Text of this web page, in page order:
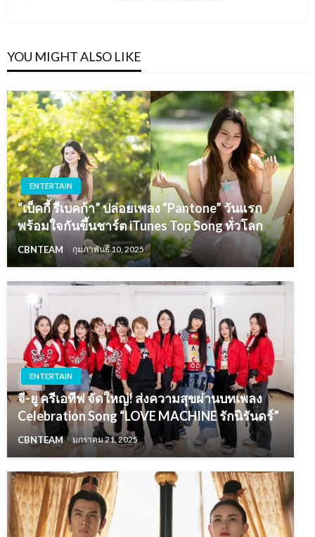
YOU MIGHT ALSO LIKE
ENTERTAIN
“เบ็คกี้ รีเบคก้า” ปล่อยเพลง “Pantone” วันแรก
พร้อมใจกันขึ้นชาร์ต iTunes Top Song ทั่วโลก
CBNTEAM กุมภาพันธ์ 10, 2025
ENTERTAIN
จี-ยู ครีเอทีฟ จัดใหญ่! ส่งความสุขผ่านบทเพลง
Celebration Song “LOVE MACHINE รักนิรันดร์”
CBNTEAM มกราคม 21, 2025